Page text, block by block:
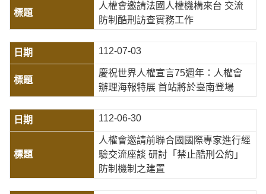
人權會邀請法國人權機構來台 交流
防制酷刑訪查實務工作
112-07-03
慶祝世界人權宣言75週年：人權會
辦理海報特展 首站將於臺南登場
112-06-30
人權會邀請前聯合國國際專家進行經
驗交流座談 研討「禁止酷刑公約」
防制機制之建置